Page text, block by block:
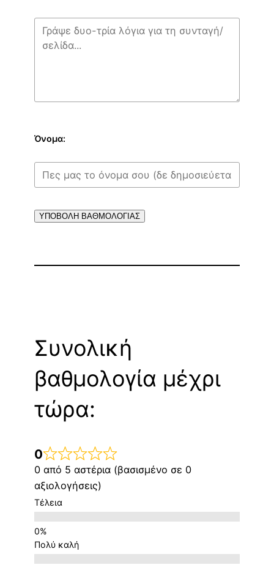
Όνομα:
ΥΠΟΒΟΛΗ ΒΑΘΜΟΛΟΓΙΑΣ
Συνολική
βαθμολογία μέχρι
τώρα:
0
0 από 5 αστέρια (βασισμένο σε 0
αξιολογήσεις)
Τέλεια
Πολύ καλή